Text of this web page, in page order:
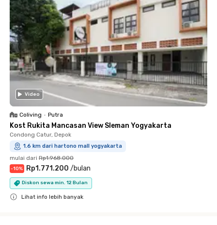
Video
Coliving • Putra
Kost Rukita Mancasan View Sleman Yogyakarta
Condong Catur, Depok
1.6 km dari hartono mall yogyakarta
mulai dari Rp1.968.000
-10% Rp1.771.200 /bulan
Diskon sewa min. 12 Bulan
Lihat info lebih banyak